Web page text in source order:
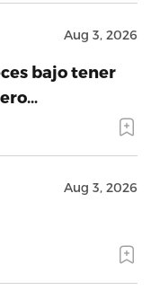
Aug 3, 2026
bajo tener
Aug 3, 2026